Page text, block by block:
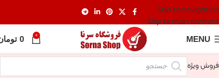
Skip to navigation
Skip to main content
MENU
0
0
فروش ویژه